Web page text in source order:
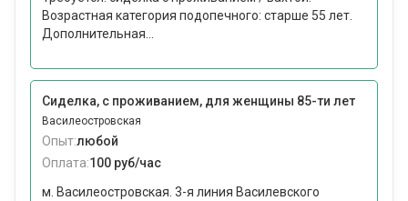
Возрастная категория подопечного: cтарше 55 лет.
Дополнительная...
Сиделка, с проживанием, для женщины 85-ти лет
Василеостровская
Опыт:любой
Оплата:100 руб/час
м. Василеостровская. 3-я линия Василевского